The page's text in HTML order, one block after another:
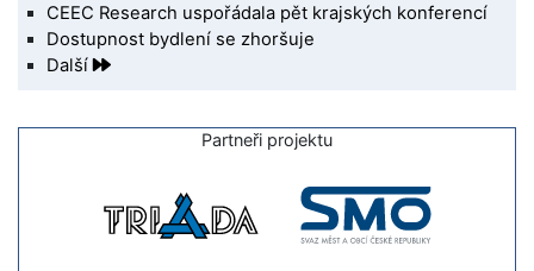
CEEC Research uspořádala pět krajských konferencí
Dostupnost bydlení se zhoršuje
Další
Partneři projektu